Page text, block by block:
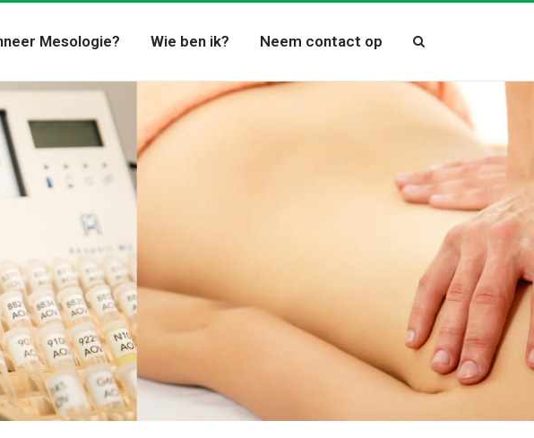
Mesologie? Wie ben ik? Neem contact op